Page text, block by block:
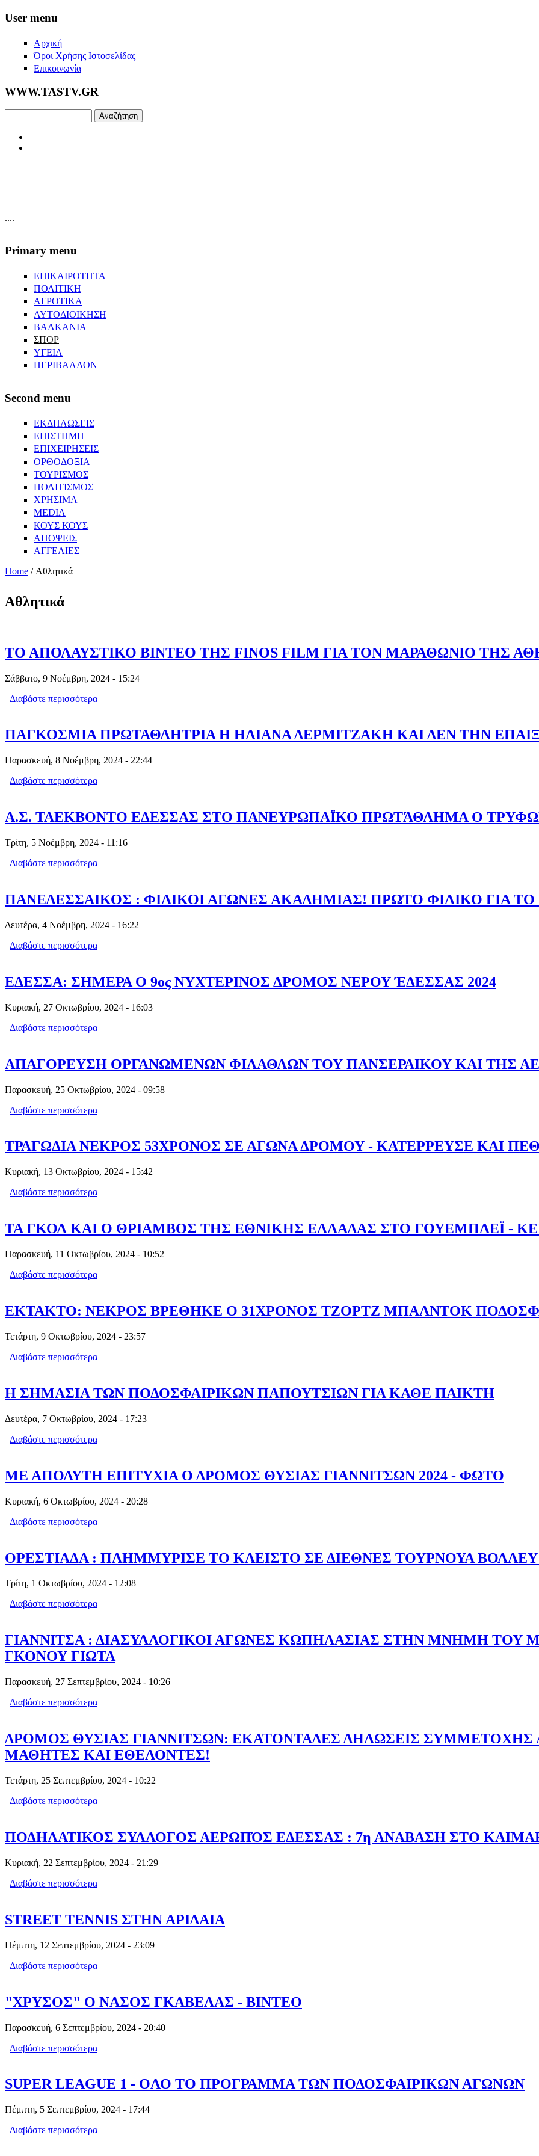
Skip to main content
User menu
Αρχική
Όροι Χρήσης Ιστοσελίδας
Επικοινωνία
WWW.TASTV.GR
....
Primary menu
ΕΠΙΚΑΙΡΟΤΗΤΑ
ΠΟΛΙΤΙΚΗ
ΑΓΡΟΤΙΚΑ
ΑΥΤΟΔΙΟΙΚΗΣΗ
ΒΑΛΚΑΝΙΑ
ΣΠΟΡ
ΥΓΕΙΑ
ΠΕΡΙΒΑΛΛΟΝ
Second menu
ΕΚΔΗΛΩΣΕΙΣ
ΕΠΙΣΤΗΜΗ
ΕΠΙΧΕΙΡΗΣΕΙΣ
ΟΡΘΟΔΟΞΙΑ
ΤΟΥΡΙΣΜΟΣ
ΠΟΛΙΤΙΣΜΟΣ
ΧΡΗΣΙΜΑ
MEDIA
ΚΟΥΣ ΚΟΥΣ
ΑΠΟΨΕΙΣ
ΑΓΓΕΛΙΕΣ
Home / Αθλητικά
Αθλητικά
ΤΟ ΑΠΟΛΑΥΣΤΙΚΟ ΒΙΝΤΕΟ ΤΗΣ FINOS FILM ΓΙΑ ΤΟΝ ΜΑΡΑΘΩΝΙΟ ΤΗΣ
Σάββατο, 9 Νοέμβρη, 2024 - 15:24
Διαβάστε περισσότερα
ΠΑΓΚΟΣΜΙΑ ΠΡΩΤΑΘΛΗΤΡΙΑ Η ΗΛΙΑΝΑ ΔΕΡΜΙΤΖΑΚΗ ΚΑΙ ΔΕΝ ΤΗΝ
Παρασκευή, 8 Νοέμβρη, 2024 - 22:44
Διαβάστε περισσότερα
Α.Σ. ΤΑΕΚΒΟΝΤΟ ΕΔΕΣΣΑΣ ΣΤΟ ΠΑΝΕΥΡΩΠΑΪΚΟ ΠΡΩΤΆΘΛΗΜΑ Ο
Τρίτη, 5 Νοέμβρη, 2024 - 11:16
Διαβάστε περισσότερα
ΠΑΝΕΔΕΣΣΑΙΚΟΣ : ΦΙΛΙΚΟΙ ΑΓΩΝΕΣ ΑΚΑΔΗΜΙΑΣ! ΠΡΩΤΟ ΦΙΛΙΚΟ ΓΙΑ
Δευτέρα, 4 Νοέμβρη, 2024 - 16:22
Διαβάστε περισσότερα
ΕΔΕΣΣΑ: ΣΗΜΕΡΑ Ο 9ος ΝΥΧΤΕΡΙΝΟΣ ΔΡΟΜΟΣ ΝΕΡΟΥ ΈΔΕΣΣΑΣ 2024
Κυριακή, 27 Οκτωβρίου, 2024 - 16:03
Διαβάστε περισσότερα
ΑΠΑΓΟΡΕΥΣΗ ΟΡΓΑΝΩΜΕΝΩΝ ΦΙΛΑΘΛΩΝ ΤΟΥ ΠΑΝΣΕΡΑΙΚΟΥ ΚΑΙ ΤΗΣ
Παρασκευή, 25 Οκτωβρίου, 2024 - 09:58
Διαβάστε περισσότερα
ΤΡΑΓΩΔΙΑ ΝΕΚΡΟΣ 53ΧΡΟΝΟΣ ΣΕ ΑΓΩΝΑ ΔΡΟΜΟΥ - ΚΑΤΕΡΡΕΥΣΕ ΚΑΙ
Κυριακή, 13 Οκτωβρίου, 2024 - 15:42
Διαβάστε περισσότερα
ΤΑ ΓΚΟΛ ΚΑΙ Ο ΘΡΙΑΜΒΟΣ ΤΗΣ ΕΘΝΙΚΗΣ ΕΛΛΑΔΑΣ ΣΤΟ ΓΟΥΕΜΠΛΕΪ -
Παρασκευή, 11 Οκτωβρίου, 2024 - 10:52
Διαβάστε περισσότερα
ΕΚΤΑΚΤΟ: ΝΕΚΡΟΣ ΒΡΕΘΗΚΕ Ο 31ΧΡΟΝΟΣ ΤΖΟΡΤΖ ΜΠΑΛΝΤΟΚ
Τετάρτη, 9 Οκτωβρίου, 2024 - 23:57
Διαβάστε περισσότερα
Η ΣΗΜΑΣΙΑ ΤΩΝ ΠΟΔΟΣΦΑΙΡΙΚΩΝ ΠΑΠΟΥΤΣΙΩΝ ΓΙΑ ΚΑΘΕ ΠΑΙΚΤΗ
Δευτέρα, 7 Οκτωβρίου, 2024 - 17:23
Διαβάστε περισσότερα
ΜΕ ΑΠΟΛΥΤΗ ΕΠΙΤΥΧΙΑ Ο ΔΡΟΜΟΣ ΘΥΣΙΑΣ ΓΙΑΝΝΙΤΣΩΝ 2024 - ΦΩΤΟ
Κυριακή, 6 Οκτωβρίου, 2024 - 20:28
Διαβάστε περισσότερα
ΟΡΕΣΤΙΑΔΑ : ΠΛΗΜΜΥΡΙΣΕ ΤΟ ΚΛΕΙΣΤΟ ΣΕ ΔΙΕΘΝΕΣ ΤΟΥΡΝΟΥΑ ΒΟΛΛΕΥ
Τρίτη, 1 Οκτωβρίου, 2024 - 12:08
Διαβάστε περισσότερα
ΓΙΑΝΝΙΤΣΑ : ΔΙΑΣΥΛΛΟΓΙΚΟΙ ΑΓΩΝΕΣ ΚΩΠΗΛΑΣΙΑΣ ΣΤΗΝ ΜΝΗΜΗ
ΓΚΟΝΟΥ ΓΙΩΤΑ
Παρασκευή, 27 Σεπτεμβρίου, 2024 - 10:26
Διαβάστε περισσότερα
ΔΡΟΜΟΣ ΘΥΣΙΑΣ ΓΙΑΝΝΙΤΣΩΝ: ΕΚΑΤΟΝΤΑΔΕΣ ΔΗΛΩΣΕΙΣ ΣΥΜΜΕΤΟΧΗΣ
ΜΑΘΗΤΕΣ ΚΑΙ ΕΘΕΛΟΝΤΕΣ!
Τετάρτη, 25 Σεπτεμβρίου, 2024 - 10:22
Διαβάστε περισσότερα
ΠΟΔΗΛΑΤΙΚΟΣ ΣΥΛΛΟΓΟΣ ΑΕΡΩΠΌΣ ΕΔΕΣΣΑΣ : 7η ΑΝΑΒΑΣΗ ΣΤΟ
Κυριακή, 22 Σεπτεμβρίου, 2024 - 21:29
Διαβάστε περισσότερα
STREET TENNIS ΣΤΗΝ ΑΡΙΔΑΙΑ
Πέμπτη, 12 Σεπτεμβρίου, 2024 - 23:09
Διαβάστε περισσότερα
"ΧΡΥΣΟΣ" Ο ΝΑΣΟΣ ΓΚΑΒΕΛΑΣ - ΒΙΝΤΕΟ
Παρασκευή, 6 Σεπτεμβρίου, 2024 - 20:40
Διαβάστε περισσότερα
SUPER LEAGUE 1 - OΛΟ ΤΟ ΠΡΟΓΡΑΜΜΑ ΤΩΝ ΠΟΔΟΣΦΑΙΡΙΚΩΝ ΑΓΩΝΩΝ
Πέμπτη, 5 Σεπτεμβρίου, 2024 - 17:44
Διαβάστε περισσότερα